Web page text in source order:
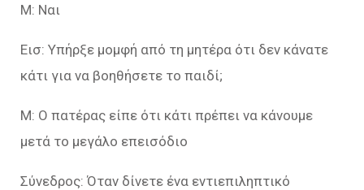
Μ: Ναι
Εισ: Υπήρξε μομφή από τη μητέρα ότι δεν κάνατε
κάτι για να βοηθήσετε το παιδί;
Μ: Ο πατέρας είπε ότι κάτι πρέπει να κάνουμε
μετά το μεγάλο επεισόδιο
Σύνεδρος: Όταν δίνετε ένα εντιεπιληπτικό